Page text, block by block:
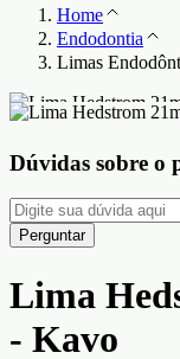
Home
Endodontia
Limas
Dúvidas sobre o
Perguntar
Lima
- Kavo